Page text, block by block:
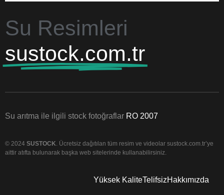
Su Resimleri
sustock.com.tr
Su arıtma ile ilgili stock fotoğraflar RO 2007
© 2024 SUSTOCK. Ücretsiz dağıtılan tüm resim ve videolar sustock.com.tr’ye
aittir atıfta bulunarak başka web sitelerinde kullanabilirsiniz.
Yüksek KaliteTelifsizHakkımızda